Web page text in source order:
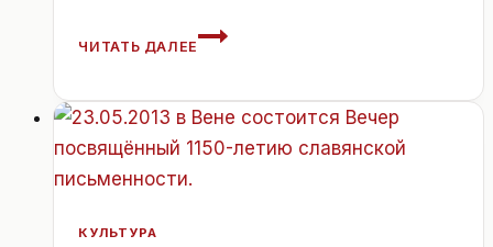
ЧИТАТЬ ДАЛЕЕ
МОСКОВСКИЙ
ВЕНЕ
2013.
КУЛЬТУРА